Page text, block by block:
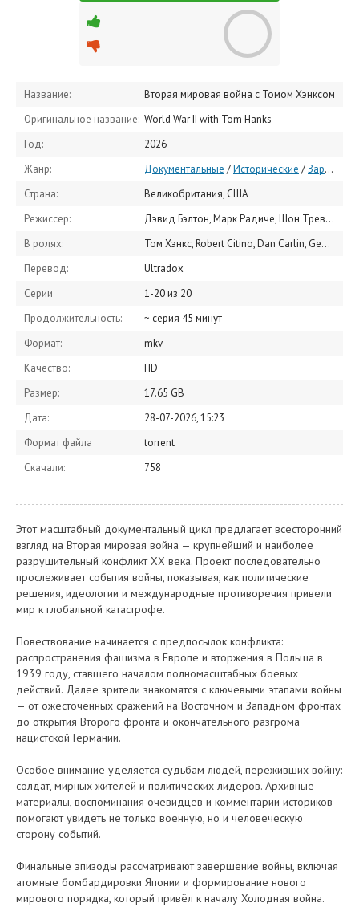
Название:
Вторая мировая война с Томом Хэнксом
Оригинальное название: World War II with Tom Hanks
Год:
2026
Жанр:
Документальные /Исторические /Зарубежные сериалы
Страна:
Великобритания, США
Режиссер:
Дэвид Бэлтон, Марк Радиче, Шон Тревисик
В ролях:
Том Хэнкс, Robert Citino, Dan Carlin, Geoffrey Wawro, Alexandra Richie, Doug Douds, Leah Wright-Rigueur, Дэн Сноу, Саймон Себаг Монтефиоре, Уэсли Кларк
Перевод:
Ultradox
Серии
1-20 из 20
Продолжительность:
~ серия 45 минут
Формат:
mkv
Качество:
HD
Размер:
17.65 GB
Дата:
28-07-2026, 15:23
Формат файла
torrent
Скачали:
758
Этот масштабный документальный цикл предлагает всесторонний
взгляд на Вторая мировая война — крупнейший и наиболее
разрушительный конфликт XX века. Проект последовательно
прослеживает события войны, показывая, как политические
решения, идеологии и международные противоречия привели
мир к глобальной катастрофе.
Повествование начинается с предпосылок конфликта:
распространения фашизма в Европе и вторжения в Польша в
1939 году, ставшего началом полномасштабных боевых
действий. Далее зрители знакомятся с ключевыми этапами войны
— от ожесточённых сражений на Восточном и Западном фронтах
до открытия Второго фронта и окончательного разгрома
нацистской Германии.
Особое внимание уделяется судьбам людей, переживших войну:
солдат, мирных жителей и политических лидеров. Архивные
материалы, воспоминания очевидцев и комментарии историков
помогают увидеть не только военную, но и человеческую
сторону событий.
Финальные эпизоды рассматривают завершение войны, включая
атомные бомбардировки Японии и формирование нового
мирового порядка, который привёл к началу Холодная война.